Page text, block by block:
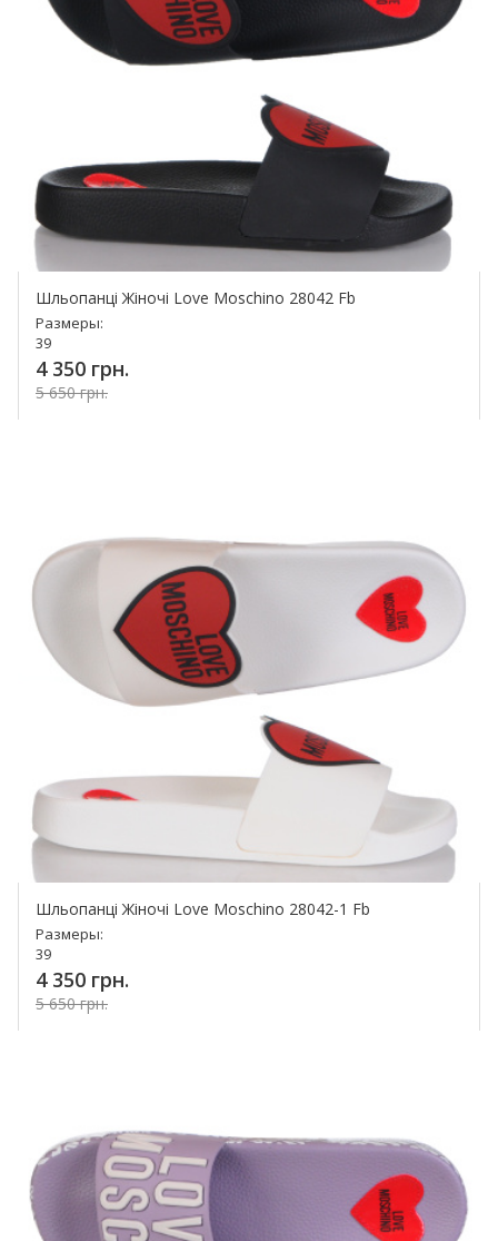
Шльопанці Жіночі Love Moschino 28042 Fb
Размеры:
39
4 350 грн.
5 650 грн.
Шльопанці Жіночі Love Moschino 28042-1 Fb
Размеры:
39
4 350 грн.
5 650 грн.